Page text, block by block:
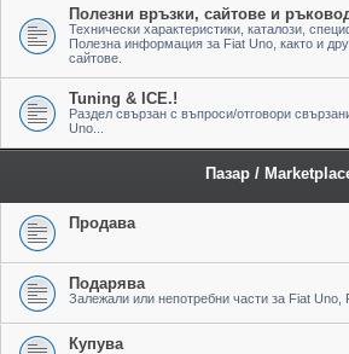
Полезни връзки, сайтове и
Технически характеристики, каталози,
Полезна информация за Fiat Uno, както и
сайтове.
Tuning & ICE.!
Раздел свързан с въпроси/отговори
Uno...
Пазар /
Продава
Подарява
Залежали или непотребни части за Fiat Uno,
Купува